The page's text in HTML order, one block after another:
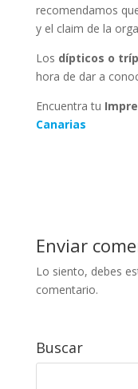
recomendamos
y el claim de la
Los dípticos o
hora de dar a
Encuentra tu
Canarias
Enviar
Lo siento, debes
comentario.
Buscar